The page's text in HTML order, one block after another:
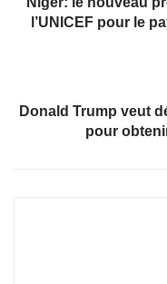
l’UNICEF pour le
Donald Trump veut
pour